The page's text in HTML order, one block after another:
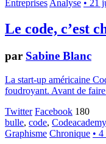
EntreprisesAnalyse • 21
Le code, c’est
par Sabine Blanc
La start-up américaine
foudroyant. Avant de
Twitter Facebook 180
bulle, code, Codeacademy
Graphisme Chronique •